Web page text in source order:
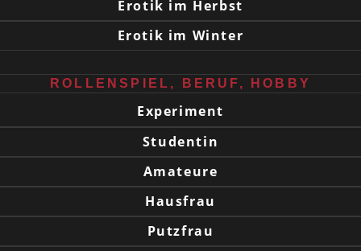
Erotik im Herbst
Erotik im Winter
ROLLENSPIEL, BERUF, HOBBY
Experiment
Studentin
Amateure
Hausfrau
Putzfrau